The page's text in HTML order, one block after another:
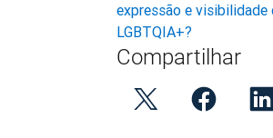
expressão e visibilidade
LGBTQIA+?
Compartilhar